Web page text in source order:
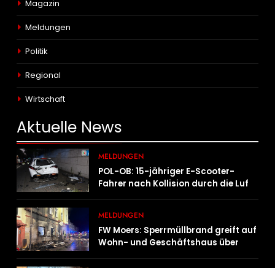
Magazin
Meldungen
Politik
Regional
Wirtschaft
Aktuelle News
MELDUNGEN
POL-OB: 15-jähriger E-Scooter-
Fahrer nach Kollision durch die Luft
MELDUNGEN
FW Moers: Sperrmüllbrand greift auf
Wohn- und Geschäftshaus über